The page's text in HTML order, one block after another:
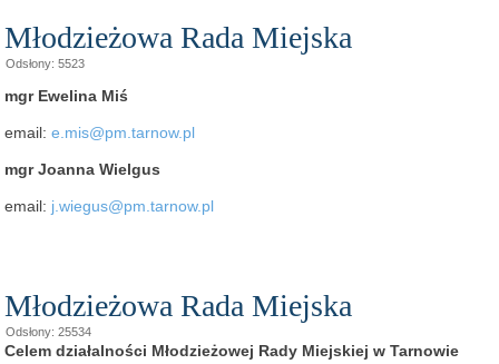
Młodzieżowa Rada Miejska
Odsłony: 5523
mgr Ewelina Miś
email:e.mis@pm.tarnow.pl
mgr Joanna Wielgus
email: j.wiegus@pm.tarnow.pl
Młodzieżowa Rada Miejska
Odsłony: 25534
Celem działalności Młodzieżowej Rady Miejskiej w Tarnowie